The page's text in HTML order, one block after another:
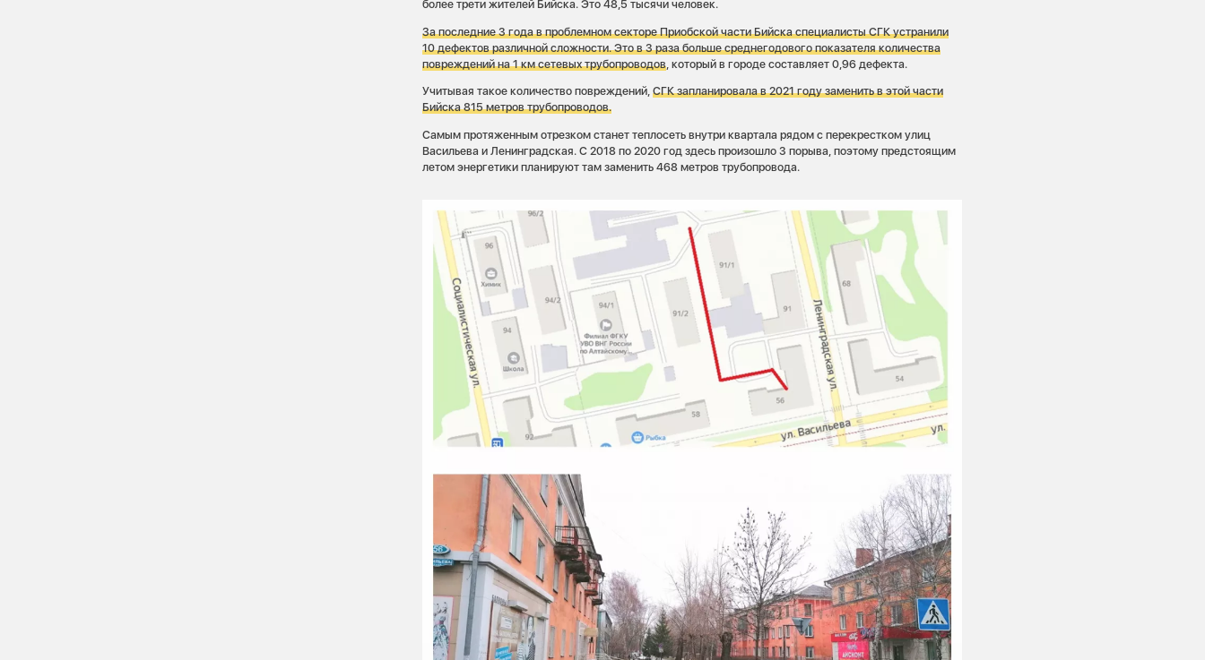
более трети жителей Бийска. Это 48,5 тысячи человек.
За последние 3 года в проблемном секторе Приобской части Бийска специалисты СГК устранили
10 дефектов различной сложности.Это в 3 раза больше среднегодового показателя количества
повреждений на 1 км сетевых трубопроводов , который в городе составляет 0,96 дефекта.
Учитывая такое количество повреждений,СГК запланировала в 2021 году заменить в этой части
Бийска 815 метров трубопроводов.
Самым протяженным отрезком станет теплосеть внутри квартала рядом с перекрестком улиц
Васильева и Ленинградская. С 2018 по 2020 год здесь произошло 3 порыва, поэтому предстоящим
летом энергетики планируют там заменить 468 метров трубопровода.